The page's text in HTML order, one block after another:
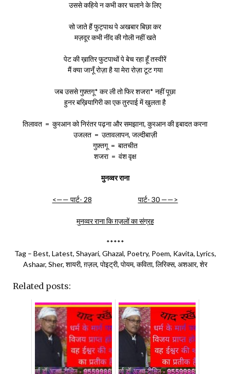
उससे कहिये न कभी कार चलाने के लिए
सो जाते हैं फुट्पाथ पे अखबार बिछा कर
मज़दूर कभी नींद की गोलॊ नहीं खते
पेट की ख़ातिर फुटपाथों पे बेच रहा हूँ तस्वीरें
मैं क्या जानूँ रोज़ा है या मेरा रोज़ा टूट गया
जब उससे गुफ़्तगू* कर ली तो फिर शजरा* नहीं पूछा
हुनर बख़ियागिरी का एक तुरपाई में खुलता है
तिलावत = कुरआन को निरंतर पढ़ना और समझाना, कुरआन की इबादत करना
उजलत = उतावलापन, जल्दीबाज़ी
गुफ़्तगू = बातचीत
शजरा = वंश वृक्ष
मुनव्वर राना
<—— पार्ट- 28 पार्ट- 30 ——>
मुनव्वर राना कि ग़ज़लों का संग्रह
*****
Tag – Best, Latest, Shayari, Ghazal, Poetry, Poem, Kavita, Lyrics,
Ashaar, Sher, शायरी, ग़ज़ल, पोइट्री, पोयम, कविता, लिरिक्स, अशआर, शेर
Related posts: